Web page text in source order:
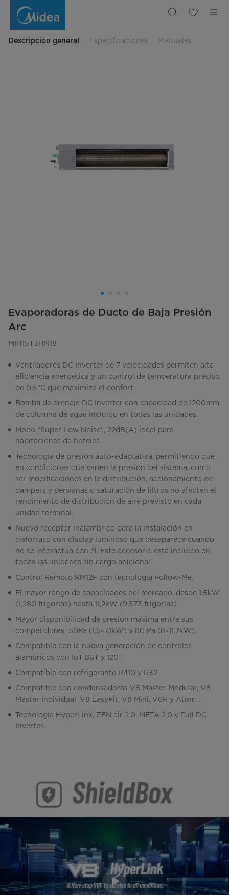
Descripción general Especificaciones Manuales
Evaporadoras de Ducto de Baja Presión
Arc
MIH15T3HN18
Ventiladores DC Inverter de 7 velocidades permiten alta
eficiencia energética y un control de temperatura preciso
de 0,5°C que maximiza el confort.
Bomba de drenaje DC Inverter con capacidad de 1200mm
de columna de agua incluido en todas las unidades.
Modo “Super Low Noise”, 22dB(A) ideal para
habitaciones de hoteles.
Tecnología de presión auto-adaptativa, permitiendo que
en condiciones que varíen la presión del sistema, como
ser modificaciones en la distribución, accionamiento de
dampers y persianas o saturación de filtros no afecten el
rendimiento de distribución de aire previsto en cada
unidad terminal.
Nuevo receptor inalámbrico para la instalación en
cielorraso con display luminoso que desaparece cuando
no se interactúa con él. Este accesorio está incluido en
todas las unidades sin cargo adicional.
Control Remoto RM12F con tecnología Follow-Me.
El mayor rango de capacidades del mercado, desde 1,5kW
(1.280 frigorías) hasta 11,2kW (9.573 frigorías)
Mayor disponibilidad de presión máxima entre sus
competidores; 50Pa (1,5~7,1kW) y 80 Pa (8~11,2kW).
Compatible con la nueva generación de controles
alámbricos con IoT 86T y 120T.
Compatible con refrigerante R410 y R32
Compatible con condensadoras V8 Master Modular, V8
Master Individual, V8 EasyFit, V8 Mini, V6R y Atom T.
Tecnología HyperLink, ZEN air 2.0, META 2.0 y Full DC
Inverter.